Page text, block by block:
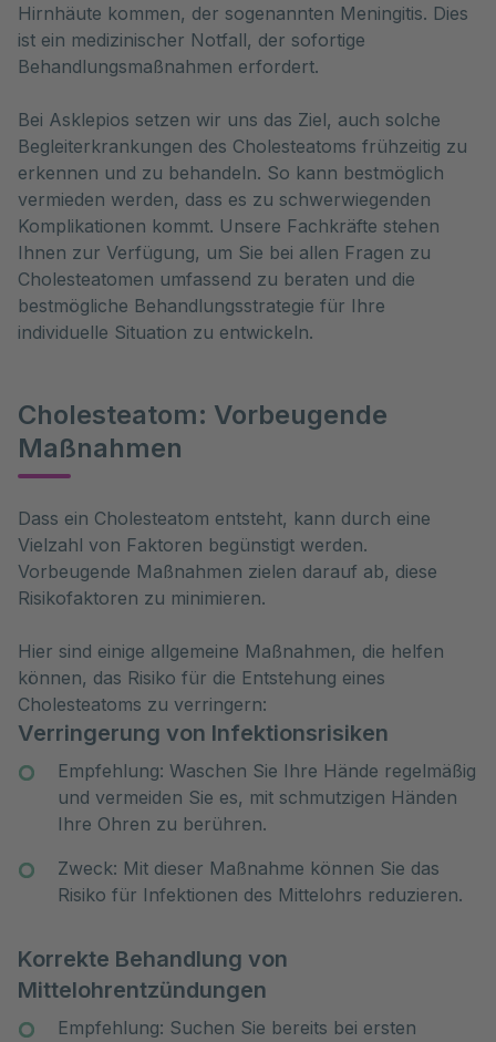
Hirnhäute kommen, der sogenannten Meningitis. Dies
ist ein medizinischer Notfall, der sofortige
Behandlungsmaßnahmen erfordert.
Bei Asklepios setzen wir uns das Ziel, auch solche
Begleiterkrankungen des Cholesteatoms frühzeitig zu
erkennen und zu behandeln. So kann bestmöglich
vermieden werden, dass es zu schwerwiegenden
Komplikationen kommt. Unsere Fachkräfte stehen
Ihnen zur Verfügung, um Sie bei allen Fragen zu
Cholesteatomen umfassend zu beraten und die
bestmögliche Behandlungsstrategie für Ihre
individuelle Situation zu entwickeln.
Cholesteatom: Vorbeugende
Maßnahmen
Dass ein Cholesteatom entsteht, kann durch eine
Vielzahl von Faktoren begünstigt werden.
Vorbeugende Maßnahmen zielen darauf ab, diese
Risikofaktoren zu minimieren.
Hier sind einige allgemeine Maßnahmen, die helfen
können, das Risiko für die Entstehung eines
Cholesteatoms zu verringern:
Verringerung von Infektionsrisiken
Empfehlung: Waschen Sie Ihre Hände regelmäßig
und vermeiden Sie es, mit schmutzigen Händen
Ihre Ohren zu berühren.
Zweck: Mit dieser Maßnahme können Sie das
Risiko für Infektionen des Mittelohrs reduzieren.
Korrekte Behandlung von
Mittelohrentzündungen
Empfehlung: Suchen Sie bereits bei ersten